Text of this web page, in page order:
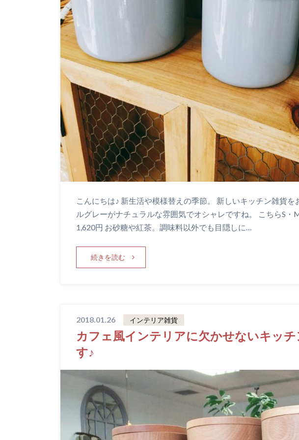
こんにちは♪ 新生活や模様替えの季節。 新しいキッチン雑貨を
ルグレーがナチュラルな雰囲気でオシャレですね。 こちらS・
1,620円 お砂糖や紅茶。調味料以外でも目隠しに…
続きを読む
2018.01.26 インテリア雑貨
カフェ風インテリアに欠かせないキッ
す♪